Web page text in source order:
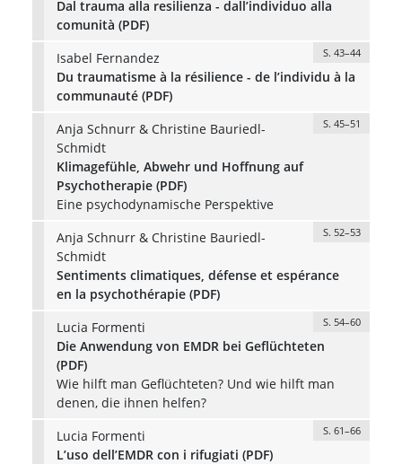
Dal trauma alla resilienza - dall’individuo alla
comunità (PDF)
Isabel Fernandez
S. 43–44
Du traumatisme à la résilience - de l’individu à la
communauté (PDF)
Anja Schnurr & Christine Bauriedl-
Schmidt
S. 45–51
Klimagefühle, Abwehr und Hoffnung auf
Psychotherapie (PDF)
Eine psychodynamische Perspektive
Anja Schnurr & Christine Bauriedl-
Schmidt
S. 52–53
Sentiments climatiques, défense et espérance
en la psychothérapie (PDF)
Lucia Formenti
S. 54–60
Die Anwendung von EMDR bei Geflüchteten
(PDF)
Wie hilft man Geflüchteten? Und wie hilft man
denen, die ihnen helfen?
Lucia Formenti
S. 61–66
L’uso dell’EMDR con i rifugiati (PDF)